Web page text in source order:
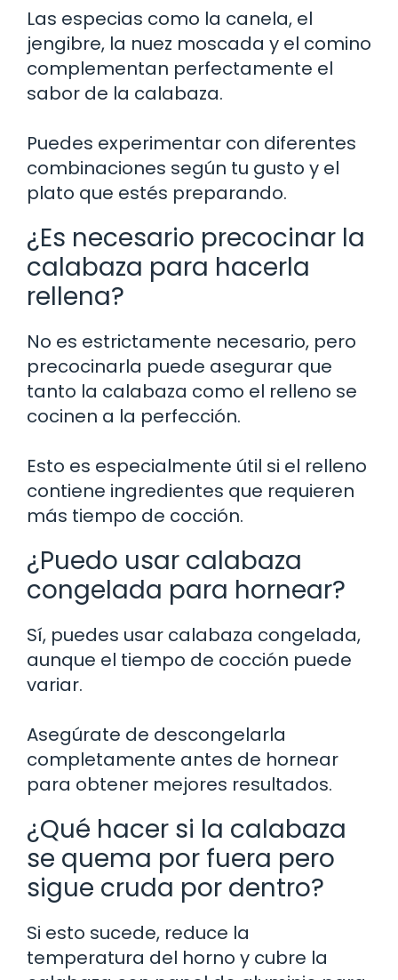
Las especias como la canela, el
jengibre, la nuez moscada y el comino
complementan perfectamente el
sabor de la calabaza.
Puedes experimentar con diferentes
combinaciones según tu gusto y el
plato que estés preparando.
¿Es necesario precocinar la
calabaza para hacerla
rellena?
No es estrictamente necesario, pero
precocinarla puede asegurar que
tanto la calabaza como el relleno se
cocinen a la perfección.
Esto es especialmente útil si el relleno
contiene ingredientes que requieren
más tiempo de cocción.
¿Puedo usar calabaza
congelada para hornear?
Sí, puedes usar calabaza congelada,
aunque el tiempo de cocción puede
variar.
Asegúrate de descongelarla
completamente antes de hornear
para obtener mejores resultados.
¿Qué hacer si la calabaza
se quema por fuera pero
sigue cruda por dentro?
Si esto sucede, reduce la
temperatura del horno y cubre la